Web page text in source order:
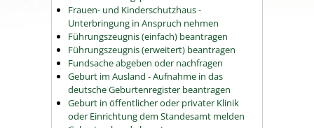
Frauen- und Kinderschutzhaus -
Unterbringung in Anspruch nehmen
Führungszeugnis (einfach) beantragen
Führungszeugnis (erweitert) beantragen
Fundsache abgeben oder nachfragen
Geburt im Ausland - Aufnahme in das
deutsche Geburtenregister beantragen
Geburt in öffentlicher oder privater Klinik
oder Einrichtung dem Standesamt melden